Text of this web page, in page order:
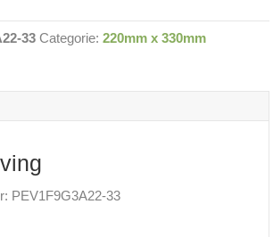
33 Categorie: 220mm x 330mm
PEV1F9G3A22-33